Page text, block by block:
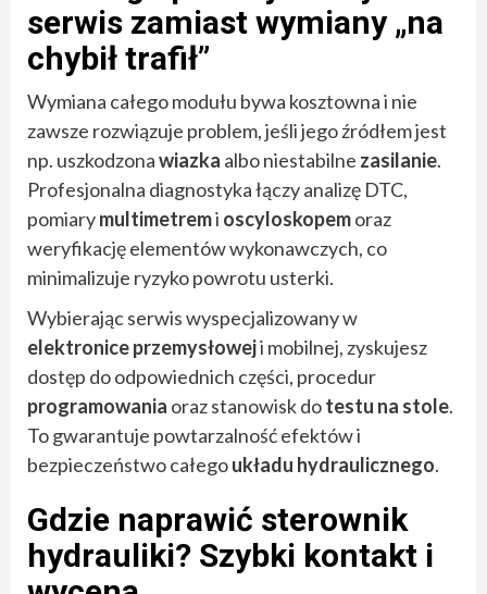
serwis zamiast wymiany „na
chybił trafił”
Wymiana całego modułu bywa kosztowna i nie
zawsze rozwiązuje problem, jeśli jego źródłem jest
np. uszkodzonawiazka albo niestabilne zasilanie.
Profesjonalna diagnostyka łączy analizę DTC,
pomiarymultimetremi oscyloskopemoraz
weryfikację elementów wykonawczych, co
minimalizuje ryzyko powrotu usterki.
Wybierając serwis wyspecjalizowany w
elektronice przemysłoweji mobilnej, zyskujesz
dostęp do odpowiednich części, procedur
programowania oraz stanowisk dotestu na stole.
To gwarantuje powtarzalność efektów i
bezpieczeństwo całegoukładu hydraulicznego.
Gdzie naprawić sterownik
hydrauliki? Szybki kontakt i